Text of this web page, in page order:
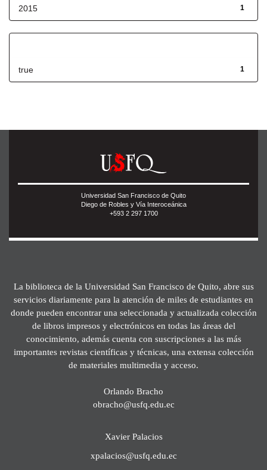
1
2015
1
true
Universidad San Francisco de Quito
Diego de Robles y Vía Interoceánica
+593 2 297 1700
La biblioteca de la Universidad San Francisco de Quito, abre sus
servicios diariamente para la atención de miles de estudiantes en
donde pueden encontrar una seleccionada y actualizada colección
de libros impresos y electrónicos en todas las áreas del
conocimiento, además cuenta con suscripciones a las más
importantes revistas científicas y técnicas, una extensa colección
de materiales multimedia y acceso.
Orlando Bracho
obracho@usfq.edu.ec
Xavier Palacios
xpalacios@usfq.edu.ec